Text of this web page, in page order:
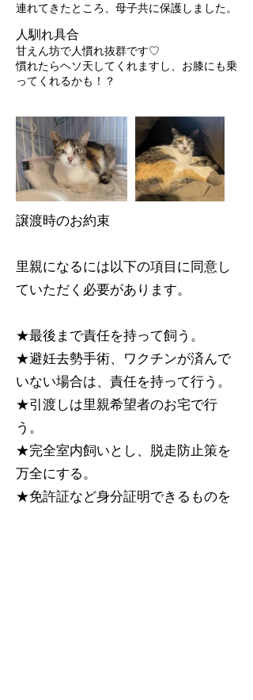
連れてきたところ、母子共に保護しました。
人馴れ具合
甘えん坊で人慣れ抜群です♡
慣れたらヘソ天してくれますし、お膝にも乗
ってくれるかも！？
譲渡時のお約束
里親になるには以下の項目に同意し
ていただく必要があります。
★最後まで責任を持って飼う。
★避妊去勢手術、ワクチンが済んで
いない場合は、責任を持って行う。
★引渡しは里親希望者のお宅で行
う。
★完全室内飼いとし、脱走防止策を
万全にする。
★免許証など身分証明できるものを